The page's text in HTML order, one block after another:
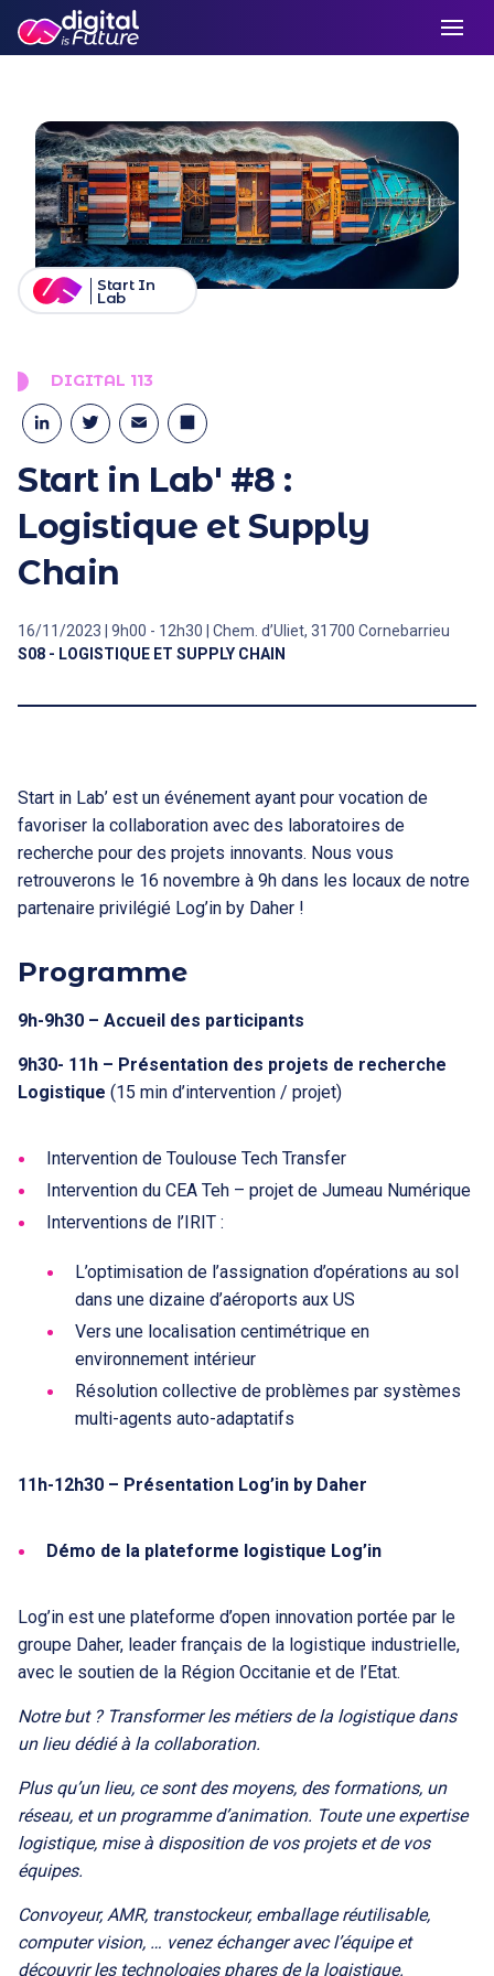
Start In
Lab
DIGITAL 113
LinkedInTwitter Email
Start in Lab' #8 :
Logistique et Supply
Chain
16/11/2023 | 9h00 - 12h30 | Chem. d’Uliet, 31700 Cornebarrieu
S08 - LOGISTIQUE ET SUPPLY CHAIN
Start in Lab’ est un événement ayant pour vocation de
favoriser la collaboration avec des laboratoires de
recherche pour des projets innovants. Nous vous
retrouverons le 16 novembre à 9h dans les locaux de notre
partenaire privilégié Log’in by Daher !
Programme
9h-9h30 – Accueil des participants
9h30- 11h – Présentation des projets de recherche
Logistique (15 min d’intervention / projet)
Intervention de Toulouse Tech Transfer
Intervention du CEA Teh – projet de Jumeau Numérique
Interventions de l’IRIT :
L’optimisation de l’assignation d’opérations au sol
dans une dizaine d’aéroports aux US
Vers une localisation centimétrique en
environnement intérieur
Résolution collective de problèmes par systèmes
multi-agents auto-adaptatifs
11h-12h30 – Présentation Log’in by Daher
Démo de la plateforme logistique Log’in
Log’in est une plateforme d’open innovation portée par le
groupe Daher, leader français de la logistique industrielle,
avec le soutien de la Région Occitanie et de l’Etat.
Notre but ? Transformer les métiers de la logistique dans
un lieu dédié à la collaboration.
Plus qu’un lieu, ce sont des moyens, des formations, un
réseau, et un programme d’animation. Toute une expertise
logistique, mise à disposition de vos projets et de vos
équipes.
Convoyeur, AMR, transtockeur, emballage réutilisable,
computer vision, … venez échanger avec l’équipe et
découvrir les technologies phares de la logistique.